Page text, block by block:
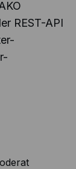
REST-API